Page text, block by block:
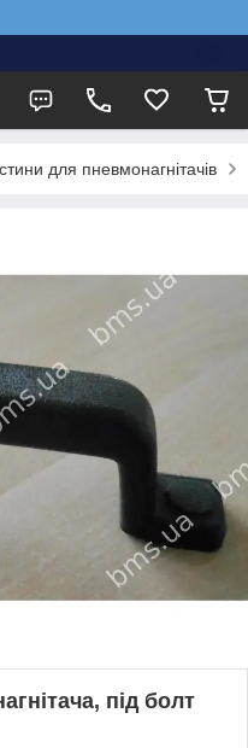
для пневмонагнітачів
під болт